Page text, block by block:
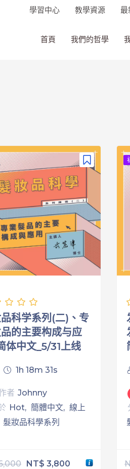
學習中心 教學資源 最
首頁 我們的哲學
科学系列(二)、专
的主要构成与应
体中文_5/31上线
1h 18m 31s
者 Johnny
Hot 簡體中文
線上
髮妝品科學系列
NT$ 3,800